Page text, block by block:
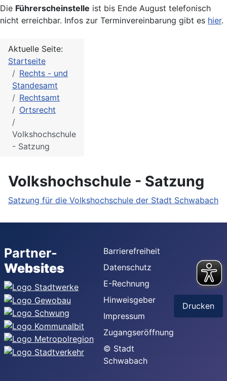
Die Führerscheinstelle ist bis Ende August telefonisch
nicht erreichbar. Infos zur Terminvereinbarung gibt es hier.
Aktuelle Seite:
Startseite
Rechts - und
Standesamt
Rechtsamt
Ortsrecht
Volkshochschule
- Satzung
Volkshochschule - Satzung
Satzung für die Volkshochschule der Stadt Schwabach
Partner-
Websites
Barrierefreiheit
Datenschutz
E-Rechnung
Hinweisgeber
Impressum
Zugangseröffnung
© Stadt
Schwabach
Drucken